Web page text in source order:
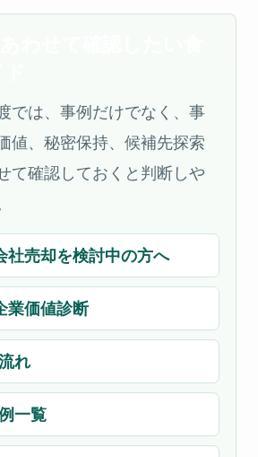
では、事例だけでなく、事
値、秘密保持、候補先探索
て確認しておくと判断しや
社売却を検討中の方へ
業価値診断
れ
一覧